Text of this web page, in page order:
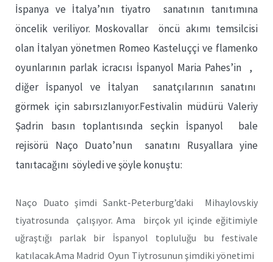
İspanya ve İtalya’nın tiyatro sanatının tanıtımına
öncelik veriliyor. Moskovallar öncü akımı temsilcisi
olan İtalyan yönetmen Romeo Kasteluççi ve flamenko
oyunlarının parlak icracısı İspanyol Maria Pahes’in ,
diğer İspanyol ve İtalyan sanatçılarının sanatını
görmek için sabırsızlanıyor.Festivalin müdürü Valeriy
Şadrin basın toplantısında seçkin İspanyol bale
rejisörü Naço Duato’nun sanatını Rusyallara yine
tanıtacağını söyledi ve şöyle konuştu:
Naço Duato şimdi Sankt-Peterburg’daki Mihaylovskiy
tiyatrosunda çalışıyor. Ama birçok yıl içinde eğitimiyle
uğraştığı parlak bir İspanyol topluluğu bu festivale
katılacak.Ama Madrid Oyun Tiytrosunun şimdiki yönetimi